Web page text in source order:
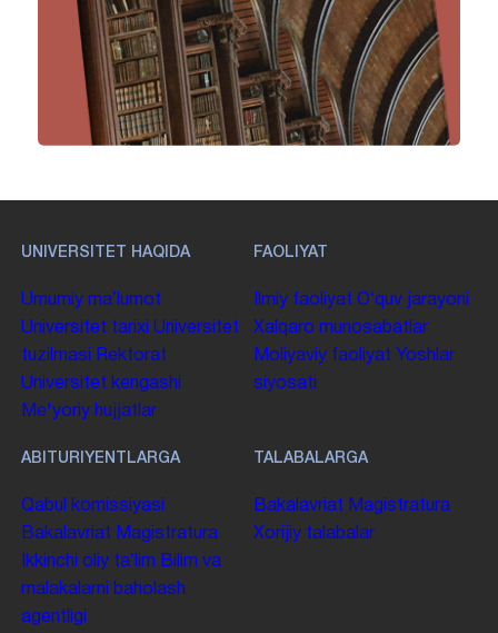
UNIVERSITET HAQIDA
Umumiy maʼlumot
Universitet tarixi Universitet
tuzilmasi Rektorat
Universitet kengashi
Me'yoriy hujjatlar
FAOLIYAT
Ilmiy faoliyat Oʻquv jarayoni
Xalqaro munosabatlar
Moliyaviy faoliyat Yoshlar
siyosati
ABITURIYENTLARGA
Qabul komissiyasi
Bakalavriat Magistratura
Ikkinchi oliy taʼlim Bilim va
malakalarni baholash
agentligi
TALABALARGA
Bakalavriat Magistratura
Xorijiy talabalar